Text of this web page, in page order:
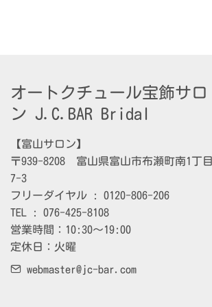
オートクチュール宝飾サロ
ン J.C.BAR Bridal
【富山サロン】
〒939-8208　富山県富山市布瀬町南1丁目
7-3
フリーダイヤル : 0120-806-206
TEL : 076-425-8108
営業時間：10:30～19:00
定休日：火曜
webmaster@jc-bar.com